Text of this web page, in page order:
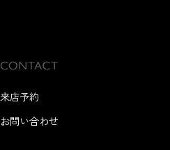
来店予約
お問い合わせ